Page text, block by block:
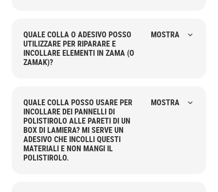
QUALE COLLA O ADESIVO POSSO
UTILIZZARE PER RIPARARE E
INCOLLARE ELEMENTI IN ZAMA (O
ZAMAK)?
MOSTRA
QUALE COLLA POSSO USARE PER
INCOLLARE DEI PANNELLI DI
POLISTIROLO ALLE PARETI DI UN
BOX DI LAMIERA? MI SERVE UN
ADESIVO CHE INCOLLI QUESTI
MATERIALI E NON MANGI IL
POLISTIROLO.
MOSTRA